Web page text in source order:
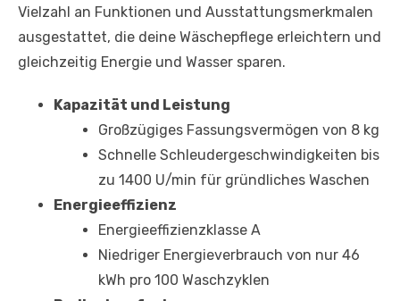
Vielzahl an Funktionen und Ausstattungsmerkmalen
ausgestattet, die deine Wäschepflege erleichtern und
gleichzeitig Energie und Wasser sparen.
Kapazität und Leistung
Großzügiges Fassungsvermögen von 8 kg
Schnelle Schleudergeschwindigkeiten bis
zu 1400 U/min für gründliches Waschen
Energieeffizienz
Energieeffizienzklasse A
Niedriger Energieverbrauch von nur 46
kWh pro 100 Waschzyklen